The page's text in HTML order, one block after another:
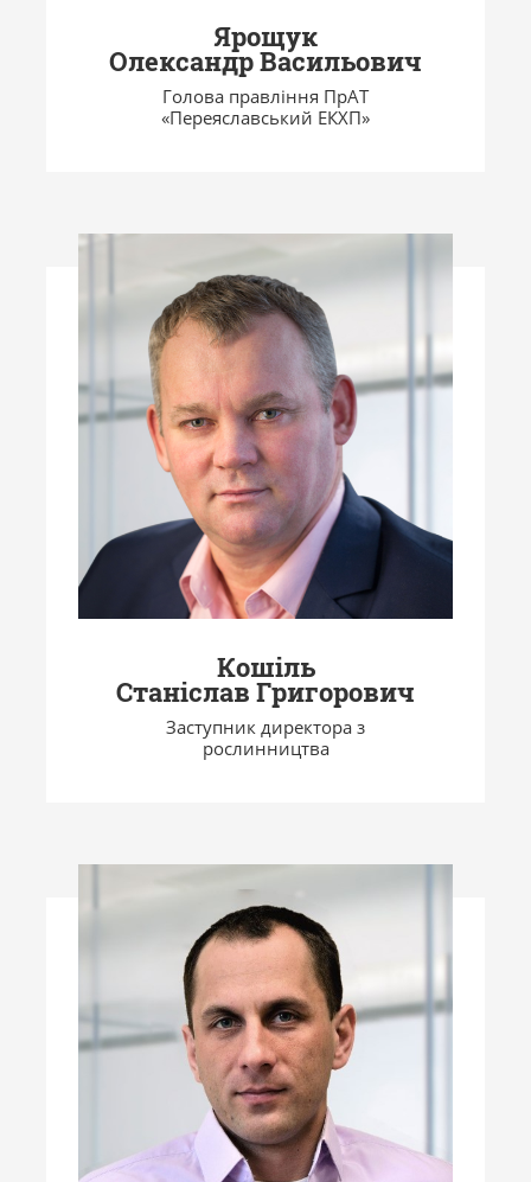
Ярощук
Олександр Васильович
Голова правління ПрАТ
«Переяславський ЕКХП»
Кошіль
Станіслав Григорович
Заступник директора з
рослинництва